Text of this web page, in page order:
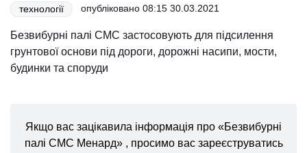
технології опубліковано 08:15 30.03.2021
Безвибурні палі СМС застосовують для підсилення
грунтової основи під дороги, дорожні насипи, мости,
будинки та споруди
Якщо вас зацікавила інформація про «Безвибурні
палі СМС Менард» , просимо вас зареєструватись